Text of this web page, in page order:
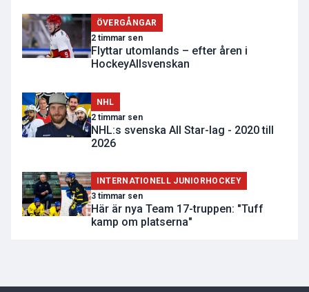
ÖVERGÅNGAR
2 timmar sen
Flyttar utomlands – efter åren i
HockeyAllsvenskan
NHL
2 timmar sen
NHL:s svenska All Star-lag - 2020 till
2026
INTERNATIONELL JUNIORHOCKEY
3 timmar sen
Här är nya Team 17-truppen: "Tuff
kamp om platserna"